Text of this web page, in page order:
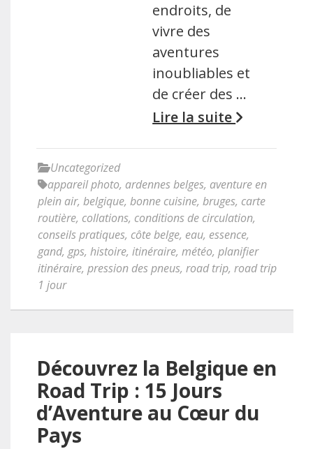
endroits, de
vivre des
aventures
inoubliables et
de créer des …
Lire la suite
Uncategorized
appareil photo, ardennes belges, aventure en
plein air, belgique, bonne cuisine, bruges, carte
routière, collations, conditions de circulation,
conseils pratiques, côte belge, eau, essence,
gand, gps, histoire, itinéraire, météo, planifier
itinéraire, pression des pneus, road trip, road trip
1 jour
Découvrez la Belgique en
Road Trip : 15 Jours
d’Aventure au Cœur du
Pays